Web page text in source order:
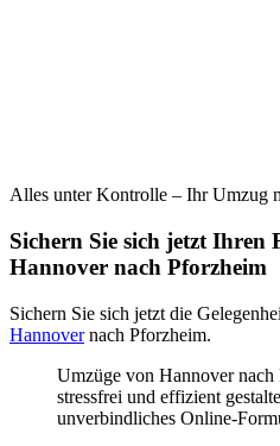
Alles unter Kontrolle – Ihr Umzug
Sichern Sie sich jetzt Ihren
Hannover nach Pforzheim
Sichern Sie sich jetzt die
Hannovernach Pforzheim.
Umzüge von Hannover nach
stressfrei und effizient
unverbindliches Online-